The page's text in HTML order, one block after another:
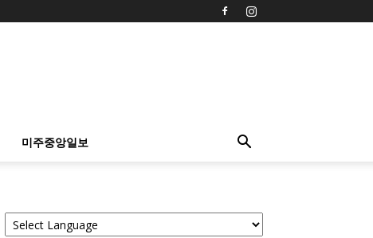
미주중앙일보